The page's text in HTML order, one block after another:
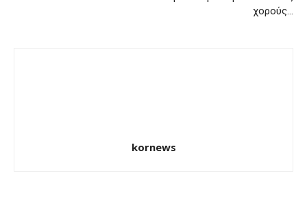
χορούς…
kornews